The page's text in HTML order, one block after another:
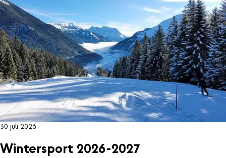
30 juli 2026
Wintersport 2026-2027